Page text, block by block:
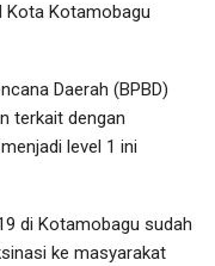
Kota Kotamobagu
Daerah (BPBD)
terkait dengan
level 1 ini
di Kotamobagu sudah
ke masyarakat